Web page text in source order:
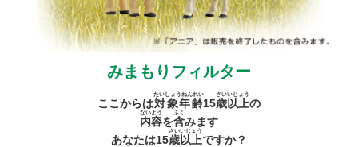
みまもりフィルター
ここからは対象年齢
たいしょうねんれい
15歳
さい
以上
いじょう
の
内容
ないよう
を含
ふく
みます
あなたは15歳
さい
以上
いじょう
ですか？